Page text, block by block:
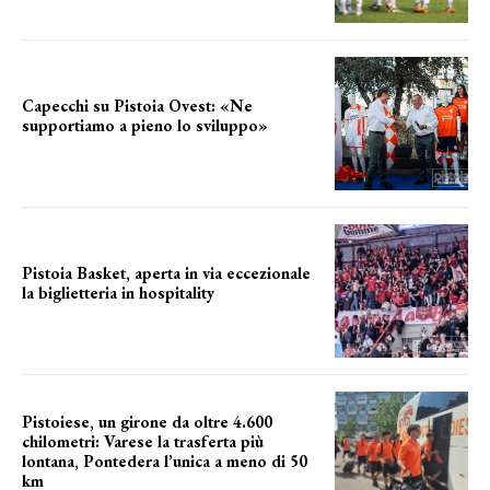
Capecchi su Pistoia Ovest: «Ne
supportiamo a pieno lo sviluppo»
Pistoia Basket, aperta in via eccezionale
la biglietteria in hospitality
Pistoiese, un girone da oltre 4.600
chilometri: Varese la trasferta più
lontana, Pontedera l’unica a meno di 50
km